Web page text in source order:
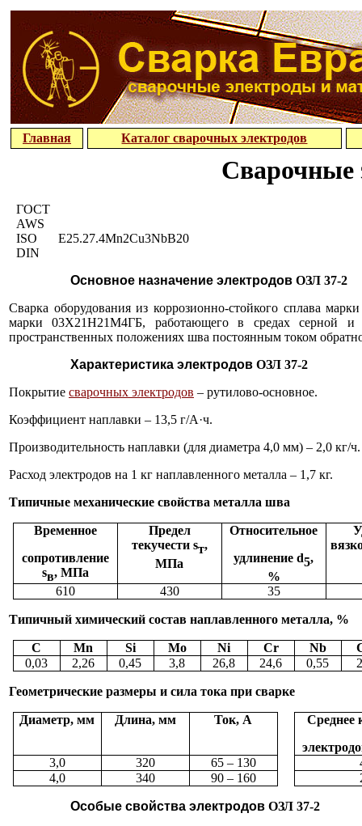
Главная Каталог сварочных электродов
Сварочные
ГОСТ
AWS
ISO
E25.27.4Mn2Cu3NbB20
DIN
Основное назначение электродовОЗЛ 37-2
Сварка оборудования из коррозионно-стойкого сплава
марки 03Х21Н21М4ГБ, работающего в средах серной
пространственных положениях шва постоянным током
Характеристика электродовОЗЛ 37-2
Покрытие сварочных электродов – рутилово-основное.
Коэффициент наплавки – 13,5 г/А·ч.
Производительность наплавки (для диаметра 4,0 мм) – 2,0 кг/ч.
Расход электродов на 1 кг наплавленного металла – 1,7 кг.
Типичные механические свойства металла шва
Временное
сопротивление
sв, МПа
Предел
текучести sт,
МПа
Относительное
удлинениеd5,
%
610 430 35
Типичный химический состав наплавленного металла, %
C Mn Si Mo Ni Cr Nb
0,03
2,26 0,45 3,8 26,8 24,6 0,55
Геометрические размеры и сила тока при сварке
Диаметр, мм Длина, мм Ток, А
Среднее
3,0
320 65 – 130
4,0
340 90 – 160
Особые свойства электродовОЗЛ 37-2